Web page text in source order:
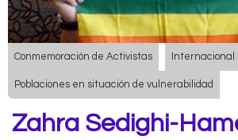
Conmemoración de Activistas Internacional
Poblaciones en situación de vulnerabilidad
Zahra Sedighi-